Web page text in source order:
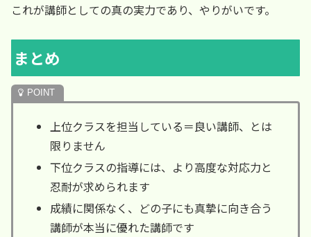
これが講師としての真の実力であり、やりがいです。
まとめ
上位クラスを担当している＝良い講師、とは
限りません
下位クラスの指導には、より高度な対応力と
忍耐が求められます
成績に関係なく、どの子にも真摯に向き合う
講師が本当に優れた講師です